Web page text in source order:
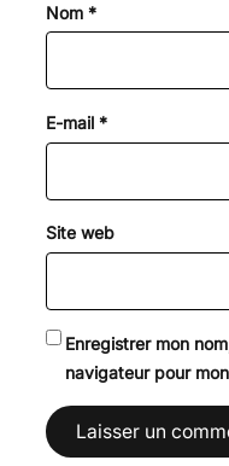
Nom *
E-mail *
Site web
Enregistrer mon
navigateur pour